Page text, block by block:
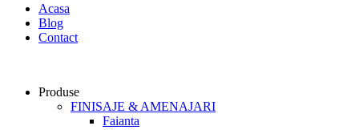
Acasa
Blog
Contact
Produse
FINISAJE & AMENAJARI
Faianta